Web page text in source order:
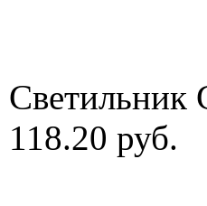
Светильник
118.20 руб.